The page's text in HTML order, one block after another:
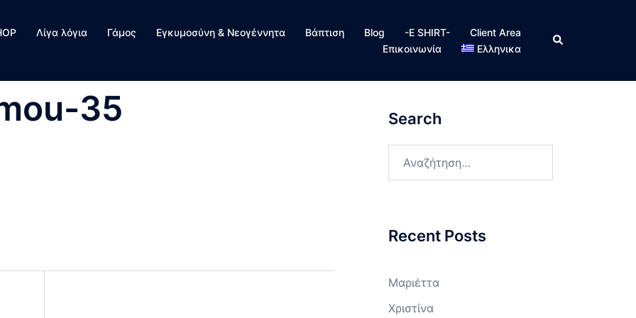
Λίγα λόγια Γάμος Εγκυμοσύνη & Νεογέννητα Βάπτιση Blog -E SHIRT-
Client Area
Επικοινωνία
Ελληνικα
Search
35 Search
Recent Posts
Μαριέττα
Χριστίνα